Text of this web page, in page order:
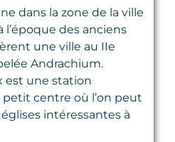
dans la zone de la ville
l’époque des anciens
une ville au IIe
Andrachium.
est une station
centre où l’on peut
intéressantes à